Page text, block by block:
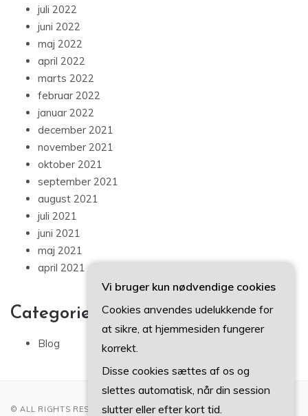
juli 2022
juni 2022
maj 2022
april 2022
marts 2022
februar 2022
januar 2022
december 2021
november 2021
oktober 2021
september 2021
august 2021
juli 2021
juni 2021
maj 2021
april 2021
Categories
Blog
© ALL RIGHTS RESERVED 2022
Vi bruger kun nødvendige cookies
Cookies anvendes udelukkende for
at sikre, at hjemmesiden fungerer
korrekt.
Disse cookies sættes af os og
slettes automatisk, når din session
slutter eller efter kort tid.